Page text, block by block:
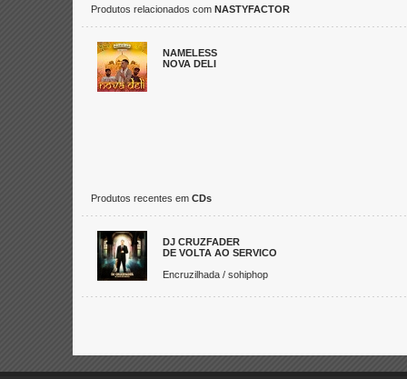
Produtos relacionados com NASTYFACTOR
NAMELESS
NOVA DELI
Produtos recentes em CDs
DJ CRUZFADER
DE VOLTA AO SERVICO
Encruzilhada / sohiphop